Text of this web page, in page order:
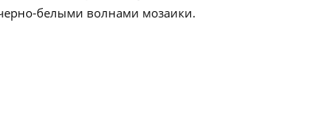
белыми волнами мозаики.